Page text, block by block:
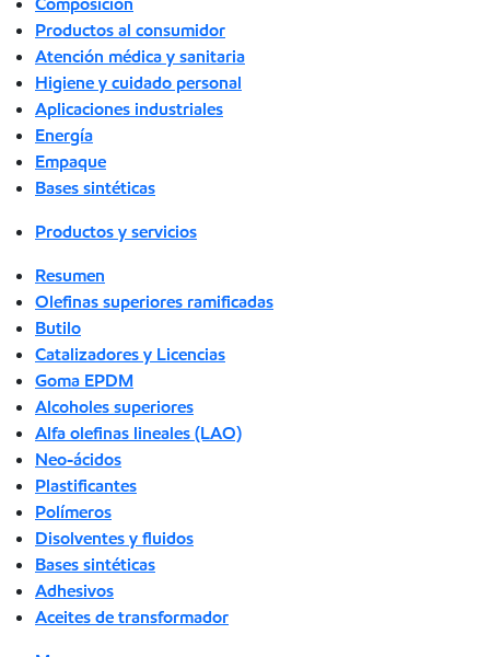
Productos al consumidor
Atención médica y sanitaria
Higiene y cuidado personal
Aplicaciones industriales
Energía
Empaque
Bases sintéticas
Productos y servicios
Resumen
Olefinas superiores ramificadas
Butilo
Catalizadores y Licencias
Goma EPDM
Alcoholes superiores
Alfa olefinas lineales (LAO)
Neo-ácidos
Plastificantes
Polímeros
Disolventes y fluidos
Bases sintéticas
Adhesivos
Aceites de transformador